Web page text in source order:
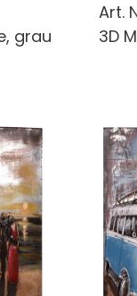
grau
Art.
3D